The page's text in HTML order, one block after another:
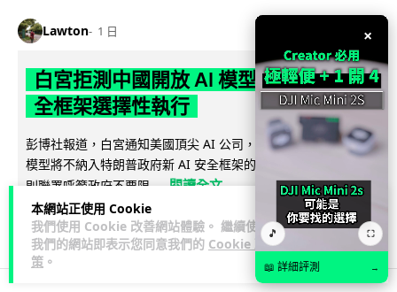
本網站正使用 Cookie
我們使用 Cookie 改善網站體驗。 繼續使用
我們的網站即表示您同意我們的 Cookie 政
策 。
Lawton 1 日
白宮拒測中國開放 AI 模型 業界質疑安
全框架選擇性執行
彭博社報道，白宮通知美國頂尖 AI 公司，中國開發的開放權重
模型將不納入特朗普政府新 AI 安全框架的測試範圍。美國業界
則聯署呼籲政府不要限... 閱讀全文
44 21 ↗ 分享
×
🎵 ⛶
📖 詳細評測 →